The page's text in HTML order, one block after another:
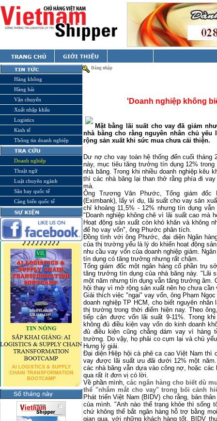
Hàng không
Hàng hải
Vận chuyển
Xuất nhập khẩu
Logistics
Kinh tế
Thông tin doanh nghiệp
Doanh nghiệp
Thuật ngữ
Luật chuyên ngành
Sân bay quốc tế
Cảng biển quốc tế
Đăng nhập
'Doanh nghiệp không
Mặt bằng lãi suất cho vay đã giảm
nhà băng cho rằng nguyên nhân chủ
rộng sản xuất khi sức mua chưa cải thiện.
Dư nợ cho vay toàn hệ thống đến cuối
này, mục tiêu tăng trưởng tín dụng 12%
nhà băng. Trong khi nhiều doanh nghiệp kêu
thì các nhà băng lại than thở rằng phía đi
mà.
Ông Trương Văn Phước, Tổng giám đốc
(Eximbank), lấy ví dụ, lãi suất cho vay sản
chỉ khoảng 11,5% - 12% nhưng tín dụng
"Doanh nghiệp không chê vì lãi suất cao mà
Hoạt động sản xuất còn khó khăn và không
để họ vay vốn", ông Phước phân tích.
Đồng tình với ông Phước, đại diện Ngân
của thị trường yếu là lý do khiến hoạt động
nhu cầu vay vốn của doanh nghiệp giảm.
tín dụng có tăng trưởng nhưng rất chậm.
Tổng giám đốc một ngân hàng cổ phần trụ
tăng trưởng tín dụng của nhà băng này. "Lãi
một năm nhưng tín dụng vẫn tăng trưởng âm.
hội thay vì mở rộng sản xuất nên họ chưa
Giải thích việc "ngại" vay vốn, ông Phạm
doanh nghiệp TP HCM, cho biết nguyên
thị trường trong thời điểm hiện nay. Theo
tiếp cận được vốn lãi suất 9-11%. Trong
không đủ điều kiện vay vốn do kinh doanh
đủ điều kiện cũng chẳng dám vay vì hàng
trường. Do vậy, họ phải co cụm lại và chủ
Hưng lý giải.
Đại diện Hiệp hội cà phê ca cao Việt Nam thì
vay được lãi suất ưu đãi dưới 12% một
các nhà băng vẫn dựa vào công nợ, hoặc
qua rất ít đơn vị có lời.
Về phần mình, các ngân hàng cho biết dù
thể "nhắm mắt cho vay" trong bối cảnh
Phát triển Việt Nam (BIDV) cho rằng, bản
của mình. "Anh nào thể trạng khỏe thì sống
chứ không thể bắt ngân hàng hỗ trợ bằng
gian qua, với những khách hàng tốt, BIDV